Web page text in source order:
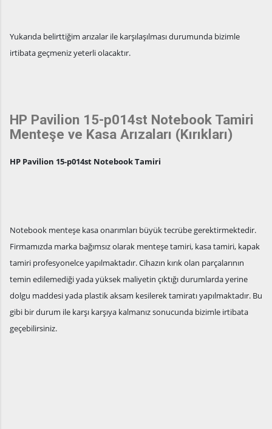
Yukarıda belirttiğim arızalar ile karşılaşılması durumunda bizimle
irtibata geçmeniz yeterli olacaktır.
HP Pavilion 15-p014st Notebook Tamiri
Menteşe ve Kasa Arızaları (Kırıkları)
HP Pavilion 15-p014st Notebook Tamiri
Notebook menteşe kasa onarımları büyük tecrübe gerektirmektedir.
Firmamızda marka bağımsız olarak menteşe tamiri, kasa tamiri, kapak
tamiri profesyonelce yapılmaktadır. Cihazın kırık olan parçalarının
temin edilemediği yada yüksek maliyetin çıktığı durumlarda yerine
dolgu maddesi yada plastik aksam kesilerek tamiratı yapılmaktadır. Bu
gibi bir durum ile karşı karşıya kalmanız sonucunda bizimle irtibata
geçebilirsiniz.